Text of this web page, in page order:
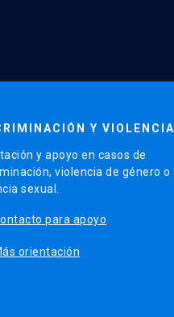
Y VIOLENCIA
y apoyo en casos de
violencia de género o
sexual.
para apoyo
orientación